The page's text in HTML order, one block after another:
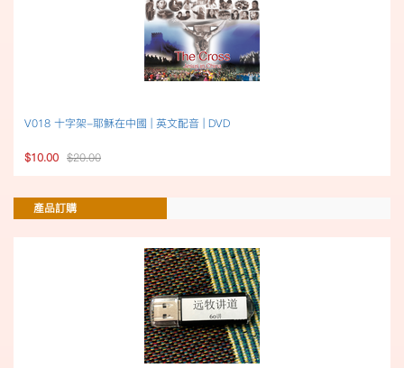
V018 十字架-耶穌在中國 | 英文配音 | DVD
$10.00 $20.00
產品訂購